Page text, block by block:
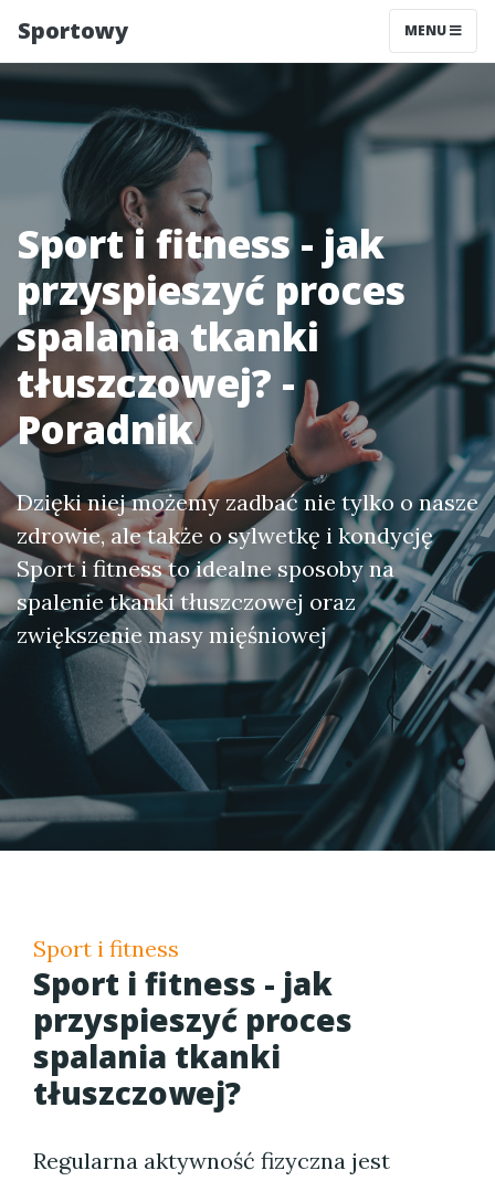
Sportowy MENU
Sport i fitness - jak
przyspieszyć proces
spalania tkanki
tłuszczowej? -
Poradnik
Dzięki niej możemy zadbać nie tylko o nasze
zdrowie, ale także o sylwetkę i kondycję
Sport i fitness to idealne sposoby na
spalenie tkanki tłuszczowej oraz
zwiększenie masy mięśniowej
Sport i fitness
Sport i fitness - jak
przyspieszyć proces
spalania tkanki
tłuszczowej?
Regularna aktywność fizyczna jest